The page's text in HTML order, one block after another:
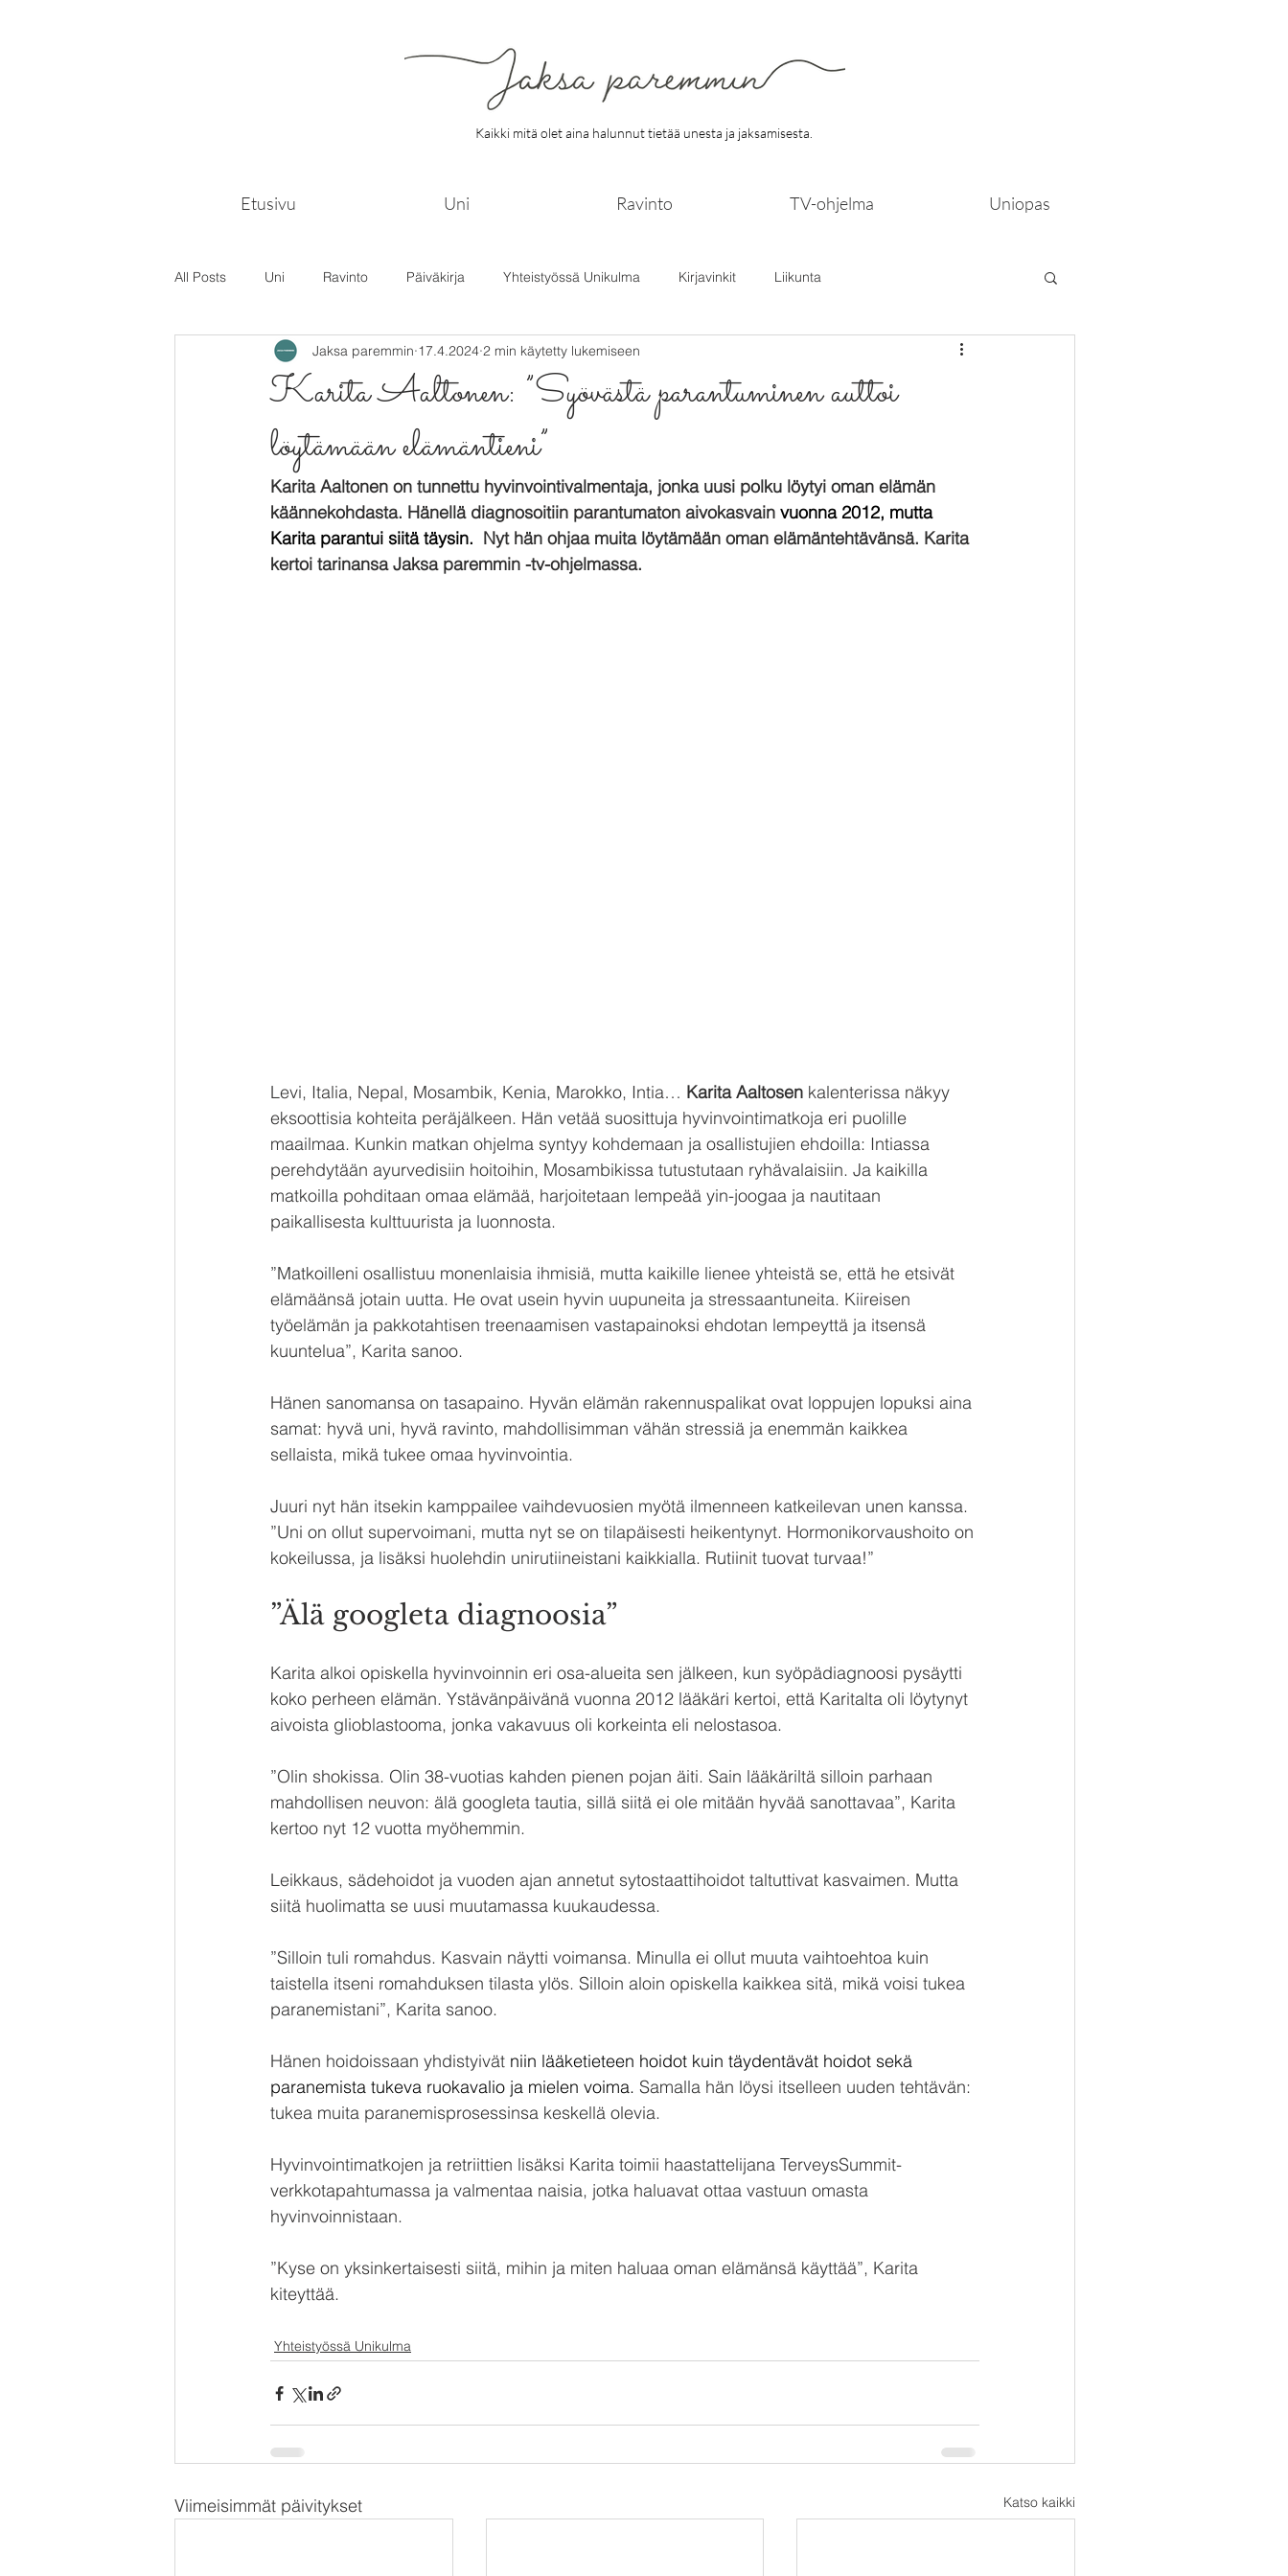
Kaikki mitä olet aina halunnut tietää unesta ja jaksamisesta.
Etusivu Uni Ravinto TV-ohjelma Uniopas
All Posts Uni Ravinto Päiväkirja Yhteistyössä Unikulma Kirjavinkit Liikunta
Karita Aaltonen: ”Syövästä parantuminen auttoi
löytämään elämäntieni”
Jaksa paremmin 17.4.2024 2 min käytetty lukemiseen
Karita Aaltonen on tunnettu hyvinvointivalmentaja, jonka uusi polku löytyi oman elämän
käännekohdasta. Hänellä diagnosoitiin parantumaton aivokasvain vuonna 2012, mutta
Karita parantui siitä täysin. Nyt hän ohjaa muita löytämään oman elämäntehtävänsä. Karita
kertoi tarinansa Jaksa paremmin -tv-ohjelmassa.
Levi, Italia, Nepal, Mosambik, Kenia, Marokko, Intia… Karita Aaltosen kalenterissa näkyy
eksoottisia kohteita peräjälkeen. Hän vetää suosittuja hyvinvointimatkoja eri puolille
maailmaa. Kunkin matkan ohjelma syntyy kohdemaan ja osallistujien ehdoilla: Intiassa
perehdytään ayurvedisiin hoitoihin, Mosambikissa tutustutaan ryhävalaisiin. Ja kaikilla
matkoilla pohditaan omaa elämää, harjoitetaan lempeää yin-joogaa ja nautitaan
paikallisesta kulttuurista ja luonnosta.
”Matkoilleni osallistuu monenlaisia ihmisiä, mutta kaikille lienee yhteistä se, että he etsivät
elämäänsä jotain uutta. He ovat usein hyvin uupuneita ja stressaantuneita. Kiireisen
työelämän ja pakkotahtisen treenaamisen vastapainoksi ehdotan lempeyttä ja itsensä
kuuntelua”, Karita sanoo.
Hänen sanomansa on tasapaino. Hyvän elämän rakennuspalikat ovat loppujen lopuksi aina
samat: hyvä uni, hyvä ravinto, mahdollisimman vähän stressiä ja enemmän kaikkea
sellaista, mikä tukee omaa hyvinvointia.
Juuri nyt hän itsekin kamppailee vaihdevuosien myötä ilmenneen katkeilevan unen kanssa.
”Uni on ollut supervoimani, mutta nyt se on tilapäisesti heikentynyt. Hormonikorvaushoito on
kokeilussa, ja lisäksi huolehdin unirutiineistani kaikkialla. Rutiinit tuovat turvaa!”
”Älä googleta diagnoosia”
Karita alkoi opiskella hyvinvoinnin eri osa-alueita sen jälkeen, kun syöpädiagnoosi pysäytti
koko perheen elämän. Ystävänpäivänä vuonna 2012 lääkäri kertoi, että Karitalta oli löytynyt
aivoista glioblastooma, jonka vakavuus oli korkeinta eli nelostasoa.
”Olin shokissa. Olin 38-vuotias kahden pienen pojan äiti. Sain lääkäriltä silloin parhaan
mahdollisen neuvon: älä googleta tautia, sillä siitä ei ole mitään hyvää sanottavaa”, Karita
kertoo nyt 12 vuotta myöhemmin.
Leikkaus, sädehoidot ja vuoden ajan annetut sytostaattihoidot taltuttivat kasvaimen. Mutta
siitä huolimatta se uusi muutamassa kuukaudessa.
”Silloin tuli romahdus. Kasvain näytti voimansa. Minulla ei ollut muuta vaihtoehtoa kuin
taistella itseni romahduksen tilasta ylös. Silloin aloin opiskella kaikkea sitä, mikä voisi tukea
paranemistani”, Karita sanoo.
Hänen hoidoissaan yhdistyivät niin lääketieteen hoidot kuin täydentävät hoidot sekä
paranemista tukeva ruokavalio ja mielen voima. Samalla hän löysi itselleen uuden tehtävän:
tukea muita paranemisprosessinsa keskellä olevia.
Hyvinvointimatkojen ja retriittien lisäksi Karita toimii haastattelijana TerveysSummit-
verkkotapahtumassa ja valmentaa naisia, jotka haluavat ottaa vastuun omasta
hyvinvoinnistaan.
”Kyse on yksinkertaisesti siitä, mihin ja miten haluaa oman elämänsä käyttää”, Karita
kiteyttää.
Yhteistyössä Unikulma
Viimeisimmät päivitykset Katso kaikki